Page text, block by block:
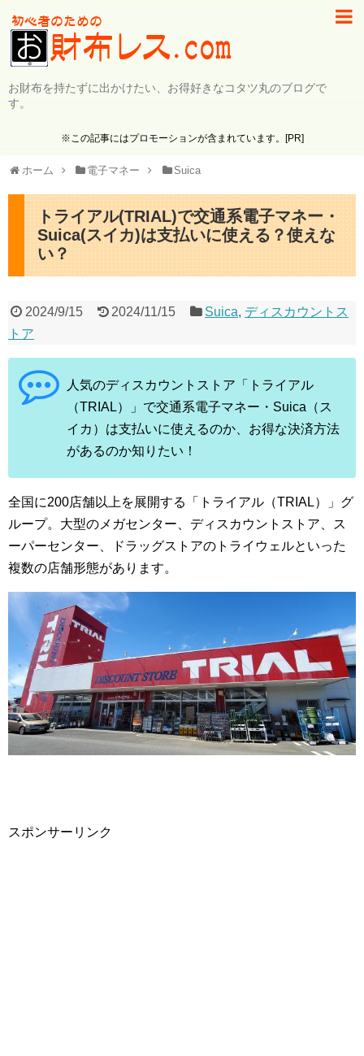
お財布を持たずに出かけたい、お得好きなコタツ丸のブログで
す。
※この記事にはプロモーションが含まれています。[PR]
ホーム 電子マネー Suica
トライアル(TRIAL)で交通系電子マネー・
Suica(スイカ)は支払いに使える？使えな
い？
2024/9/15 2024/11/15 Suica, ディスカウントス
トア
人気のディスカウントストア「トライアル
（TRIAL）」で交通系電子マネー・Suica（ス
イカ）は支払いに使えるのか、お得な決済方法
があるのか知りたい！
全国に200店舗以上を展開する「トライアル（TRIAL）」グ
ループ。大型のメガセンター、ディスカウントストア、ス
ーパーセンター、ドラッグストアのトライウェルといった
複数の店舗形態があります。
スポンサーリンク